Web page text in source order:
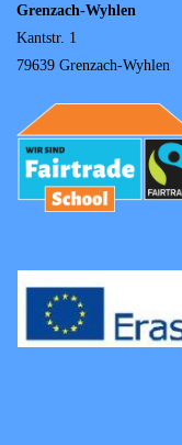
Grenzach-Wyhlen
Kantstr. 1
79639 Grenzach-Wyhlen